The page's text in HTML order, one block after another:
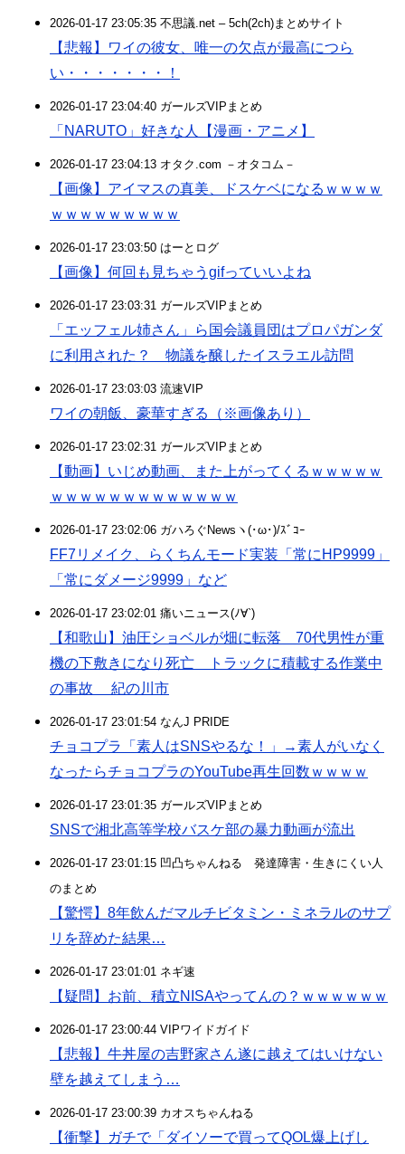
2026-01-17 23:05:35 不思議.net – 5ch(2ch)まとめサイト
【悲報】ワイの彼女、唯一の欠点が最高につら
い・・・・・・・！
2026-01-17 23:04:40 ガールズVIPまとめ
「NARUTO」好きな人【漫画・アニメ】
2026-01-17 23:04:13 オタク.com －オタコム－
【画像】アイマスの真美、ドスケベになるｗｗｗｗ
ｗｗｗｗｗｗｗｗｗ
2026-01-17 23:03:50 はーとログ
【画像】何回も見ちゃうgifっていいよね
2026-01-17 23:03:31 ガールズVIPまとめ
「エッフェル姉さん」ら国会議員団はプロパガンダ
に利用された？ 物議を醸したイスラエル訪問
2026-01-17 23:03:03 流速VIP
ワイの朝飯、豪華すぎる（※画像あり）
2026-01-17 23:02:31 ガールズVIPまとめ
【動画】いじめ動画、また上がってくるｗｗｗｗｗ
ｗｗｗｗｗｗｗｗｗｗｗｗｗ
2026-01-17 23:02:06 ガハろぐNewsヽ(･ω･)/ｽﾞｺｰ
FF7リメイク、らくちんモード実装「常にHP9999」
「常にダメージ9999」など
2026-01-17 23:02:01 痛いニュース(ﾉ∀`)
【和歌山】油圧ショベルが畑に転落 70代男性が重
機の下敷きになり死亡 トラックに積載する作業中
の事故 紀の川市
2026-01-17 23:01:54 なんJ PRIDE
チョコプラ「素人はSNSやるな！」→素人がいなく
なったらチョコプラのYouTube再生回数ｗｗｗｗ
2026-01-17 23:01:35 ガールズVIPまとめ
SNSで湘北高等学校バスケ部の暴力動画が流出
2026-01-17 23:01:15 凹凸ちゃんねる 発達障害・生きにくい人
のまとめ
【驚愕】8年飲んだマルチビタミン・ミネラルのサプ
リを辞めた結果…
2026-01-17 23:01:01 ネギ速
【疑問】お前、積立NISAやってんの？ｗｗｗｗｗｗ
2026-01-17 23:00:44 VIPワイドガイド
【悲報】牛丼屋の吉野家さん遂に越えてはいけない
壁を越えてしまう…
2026-01-17 23:00:39 カオスちゃんねる
【衝撃】ガチで「ダイソーで買ってQOL爆上げし